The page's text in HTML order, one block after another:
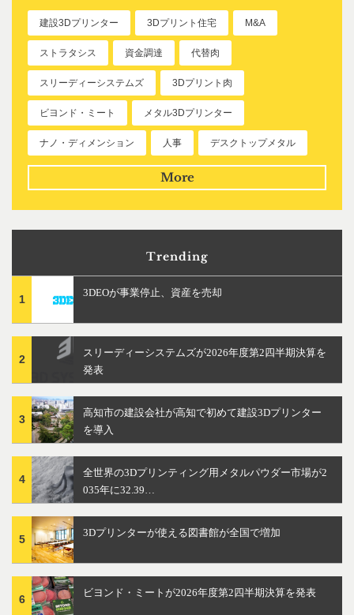
建設3Dプリンター 3Dプリント住宅 M&A
ストラタシス 資金調達 代替肉
スリーディーシステムズ 3Dプリント肉
ビヨンド・ミート メタル3Dプリンター
ナノ・ディメンション 人事 デスクトップメタル
More
Trending
1
3DEOが事業停止、資産を売却
2
スリーディーシステムズが2026年度第2四半期決算を
発表
3
高知市の建設会社が高知で初めて建設3Dプリンター
を導入
4
全世界の3Dプリンティング用メタルパウダー市場が2
035年に32.39…
5
3Dプリンターが使える図書館が全国で増加
6
ビヨンド・ミートが2026年度第2四半期決算を発表